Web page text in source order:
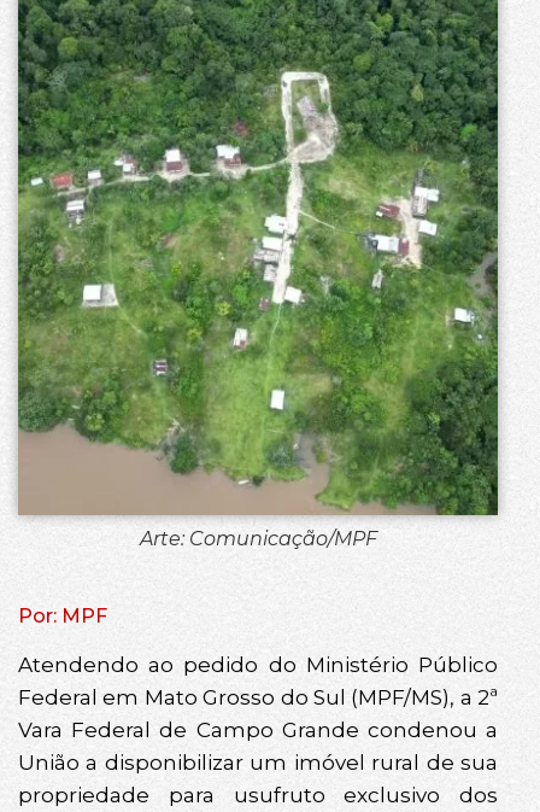
Arte: Comunicação/MPF
Por: MPF
Atendendo ao pedido do Ministério Público
Federal em Mato Grosso do Sul (MPF/MS), a 2ª
Vara Federal de Campo Grande condenou a
União a disponibilizar um imóvel rural de sua
propriedade para usufruto exclusivo dos